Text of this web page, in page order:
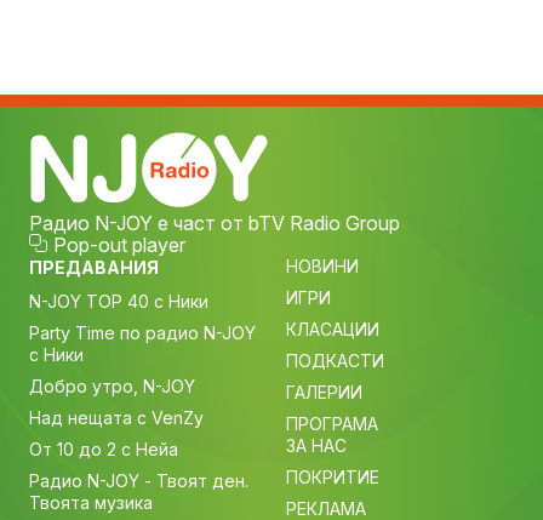
Радио N-JOY е част от bTV Radio Group
Pop-out player
ПРЕДАВАНИЯ
N-JOY TOP 40 с Ники
Party Time по радио N-JOY
с Ники
Добро утро, N-JOY
Над нещата с VenZy
От 10 до 2 с Нейа
Радио N-JOY - Твоят ден.
Твоята музика
НОВИНИ
ИГРИ
КЛАСАЦИИ
ПОДКАСТИ
ГАЛЕРИИ
ПРОГРАМА
ЗА НАС
ПОКРИТИЕ
РЕКЛАМА